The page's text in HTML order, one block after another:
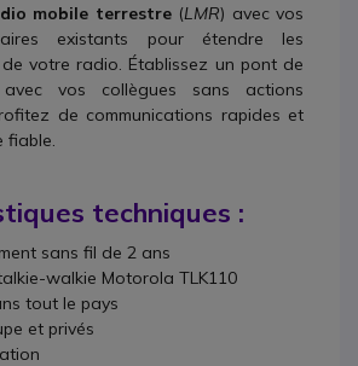
mobile terrestre(LMR) avec vos
existants pour étendre les
votre radio. Établissez un pont de
avec vos collègues sans actions
de communications rapides et
fiable.
techniques :
sans fil de 2 ans
walkie Motorola TLK110
tout le pays
et privés